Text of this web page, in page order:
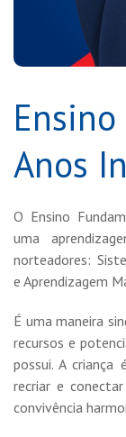
Anos
O Ensino
uma
norteadores:
e Aprendizagem
É uma maneira
recursos e
possui. A criança
recriar e
convivência